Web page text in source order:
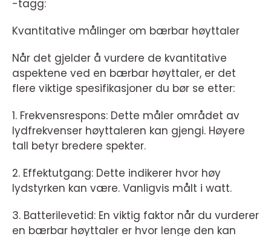
-tagg:
Kvantitative målinger om bærbar høyttaler
Når det gjelder å vurdere de kvantitative
aspektene ved en bærbar høyttaler, er det
flere viktige spesifikasjoner du bør se etter:
1. Frekvensrespons: Dette måler området av
lydfrekvenser høyttaleren kan gjengi. Høyere
tall betyr bredere spekter.
2. Effektutgang: Dette indikerer hvor høy
lydstyrken kan være. Vanligvis målt i watt.
3. Batterilevetid: En viktig faktor når du vurderer
en bærbar høyttaler er hvor lenge den kan